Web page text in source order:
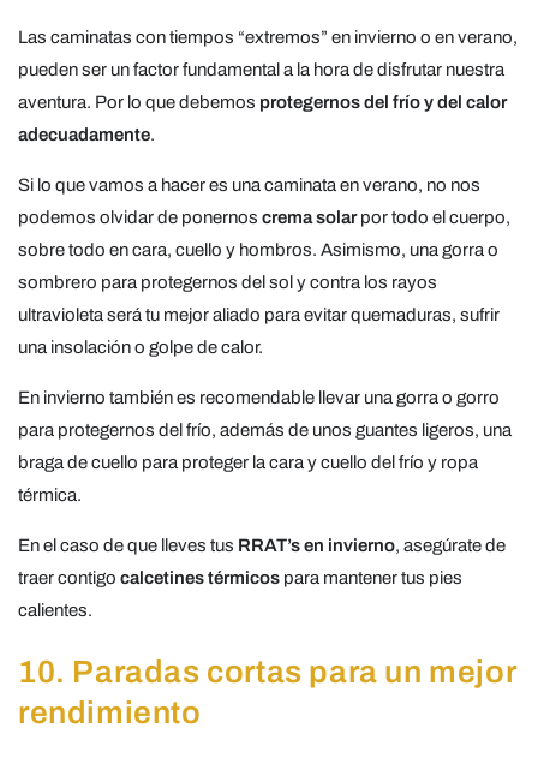
Las caminatas con tiempos “extremos” en invierno o en verano,
pueden ser un factor fundamental a la hora de disfrutar nuestra
aventura. Por lo que debemos protegernos del frío y del calor
adecuadamente.
Si lo que vamos a hacer es una caminata en verano, no nos
podemos olvidar de ponernos crema solarpor todo el cuerpo,
sobre todo en cara, cuello y hombros. Asimismo, una gorra o
sombrero para protegernos del sol y contra los rayos
ultravioleta será tu mejor aliado para evitar quemaduras, sufrir
una insolación o golpe de calor.
En invierno también es recomendable llevar una gorra o gorro
para protegernos del frío, además de unos guantes ligeros, una
braga de cuello para proteger la cara y cuello del frío y ropa
térmica.
En el caso de que lleves tus RRAT’s en invierno, asegúrate de
traer contigo calcetines térmicos para mantener tus pies
calientes.
10. Paradas cortas para un mejor
rendimiento